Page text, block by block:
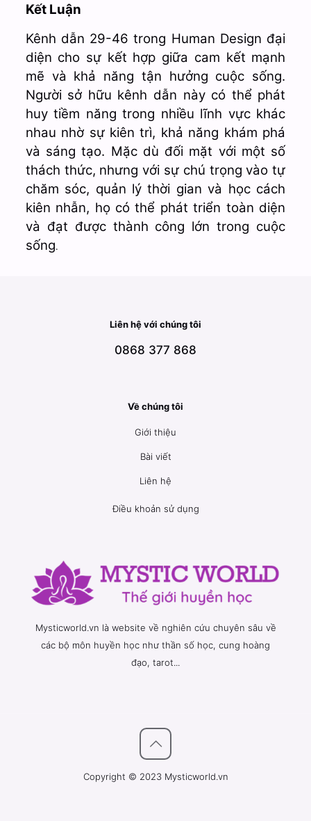
Kết Luận
Kênh dẫn 29-46 trong Human Design đại
diện cho sự kết hợp giữa cam kết mạnh
mẽ và khả năng tận hưởng cuộc sống.
Người sở hữu kênh dẫn này có thể phát
huy tiềm năng trong nhiều lĩnh vực khác
nhau nhờ sự kiên trì, khả năng khám phá
và sáng tạo. Mặc dù đối mặt với một số
thách thức, nhưng với sự chú trọng vào tự
chăm sóc, quản lý thời gian và học cách
kiên nhẫn, họ có thể phát triển toàn diện
và đạt được thành công lớn trong cuộc
sống.
Liên hệ với chúng tôi
0868 377 868
Về chúng tôi
Giới thiệu
Bài viết
Liên hệ
Điều khoản sử dụng
Mysticworld.vn là website về nghiên cứu chuyên sâu về
các bộ môn huyền học như thần số học, cung hoàng
đạo, tarot...
Copyright © 2023 Mysticworld.vn